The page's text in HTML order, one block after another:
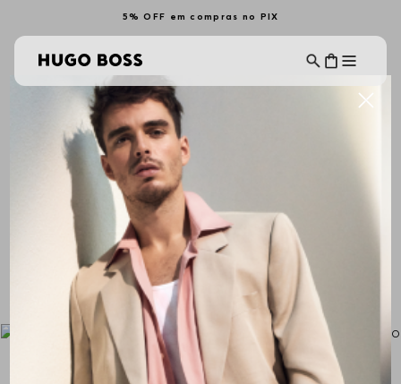
5% OFF em compras no PIX